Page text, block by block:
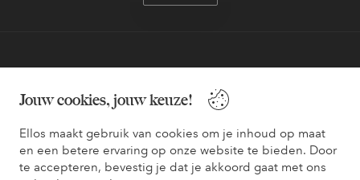
Jouw cookies, jouw keuze!
Ellos maakt gebruik van cookies om je inhoud op maat
en een betere ervaring op onze website te bieden. Door
te accepteren, bevestig je dat je akkoord gaat met ons
Wil je meer weten over
onze betaalopties